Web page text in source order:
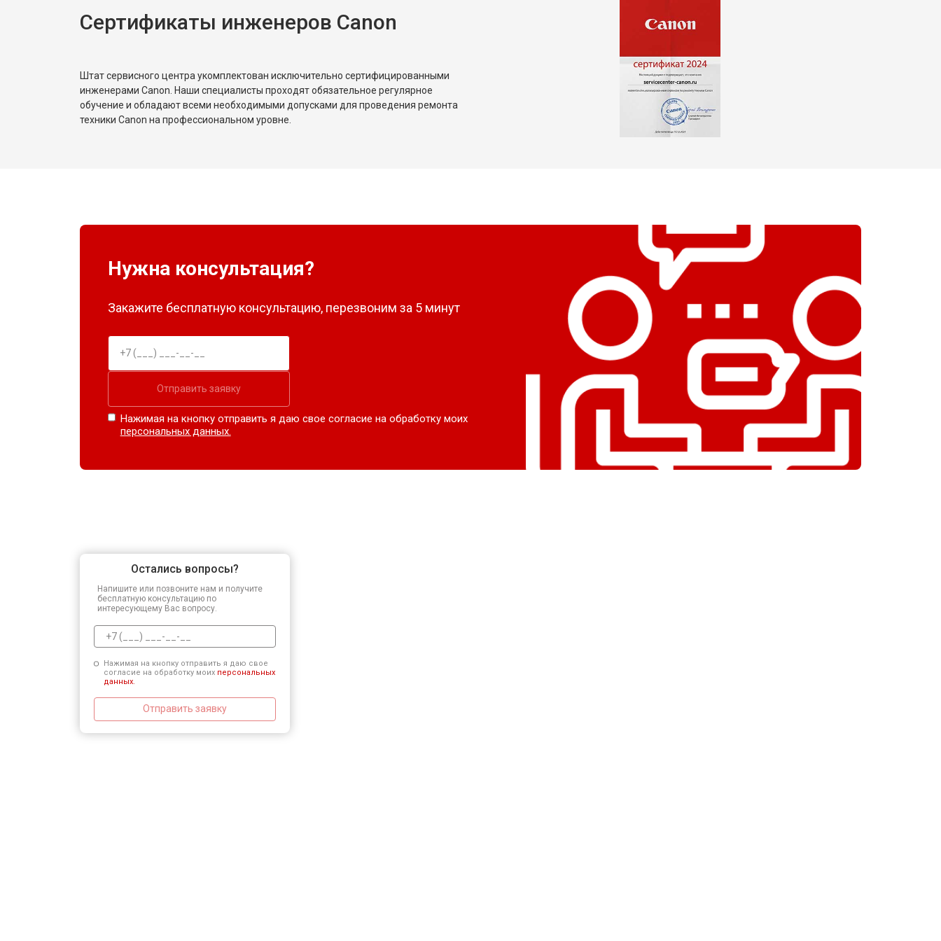
Сертификаты инженеров Canon
Штат сервисного центра укомплектован исключительно сертифицированными
инженерами Canon. Наши специалисты проходят обязательное регулярное
обучение и обладают всеми необходимыми допусками для проведения ремонта
техники Canon на профессиональном уровне.
Нужна консультация?
Закажите бесплатную консультацию, перезвоним за 5 минут
Отправить заявку
Нажимая на кнопку отправить я даю свое согласие на обработку моих
персональных данных.
Остались вопросы?
Напишите или позвоните нам и получите
бесплатную консультацию по
интересующему Вас вопросу.
Нажимая на кнопку отправить я даю свое
согласие на обработку моих персональных
данных.
Отправить заявку